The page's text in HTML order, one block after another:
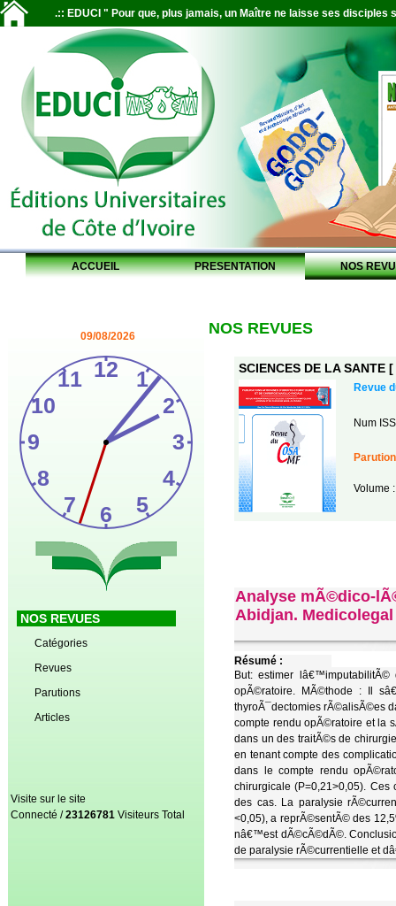
.:: EDUCI " Pour que, plus jamais, un Maître ne laisse ses disciples
ACCUEIL PRESENTATION NOS
09/08/2026
NOS REVUES
Catégories
Revues
Parutions
Articles
Visite sur le site
Connecté /23126781Visiteurs Total
NOS REVUES
SCIENCES DE LA SANTE
Revue
Num
Volume
Analyse mÃ©dico-
Abidjan.
Résumé :
But: estimer
opÃ©ratoire. MÃ©thode : Il
thyroÃ¯dectomies rÃ©alisÃ©es
compte rendu opÃ©ratoire et la
dans un des traitÃ©s de
en tenant compte des
dans le compte rendu
chirurgicale (P=0,21>0,05).
des cas. La paralysie
<0,05), a reprÃ©sentÃ© des
nâ€™est dÃ©cÃ©dÃ©.
de paralysie rÃ©currentielle et